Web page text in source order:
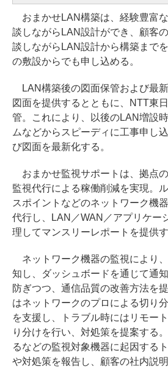
おまかせLAN構築は、経験豊富
談しながらLAN設計ができ、顧客
談しながらLAN設計から構築まで
の敷設からでも申し込める。
LAN構築後の図面保管および最
図面を提供するとともに、NTT東
管。これにより、以後のLAN増設
ムなどからスピーディに工事申し
び図面を最新化する。
おまかせ監視サポートは、拠点
監視代行による稼働削減を実現。
スポイントなどのネットワーク機
代行し、LAN／WAN／アプリケー
理してマンスリーレポートを提供す
ネットワーク機器の監視により
知し、ダッシュボードを通じて通
防ぎつつ、通信品質の改善方法を
はネットワークのプロによる切り
を支援し、トラブル時にはリモー
り分けを行い、対処策を提案する
るなどの監視対象機器に起因する
や対処策を報告し、顧客の社内説